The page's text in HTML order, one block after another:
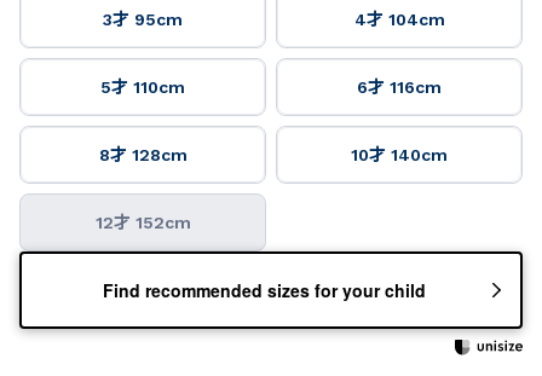
3才 95cm 4才 104cm
5才 110cm 6才 116cm
8才 128cm 10才 140cm
12才 152cm
Find recommended sizes for your child